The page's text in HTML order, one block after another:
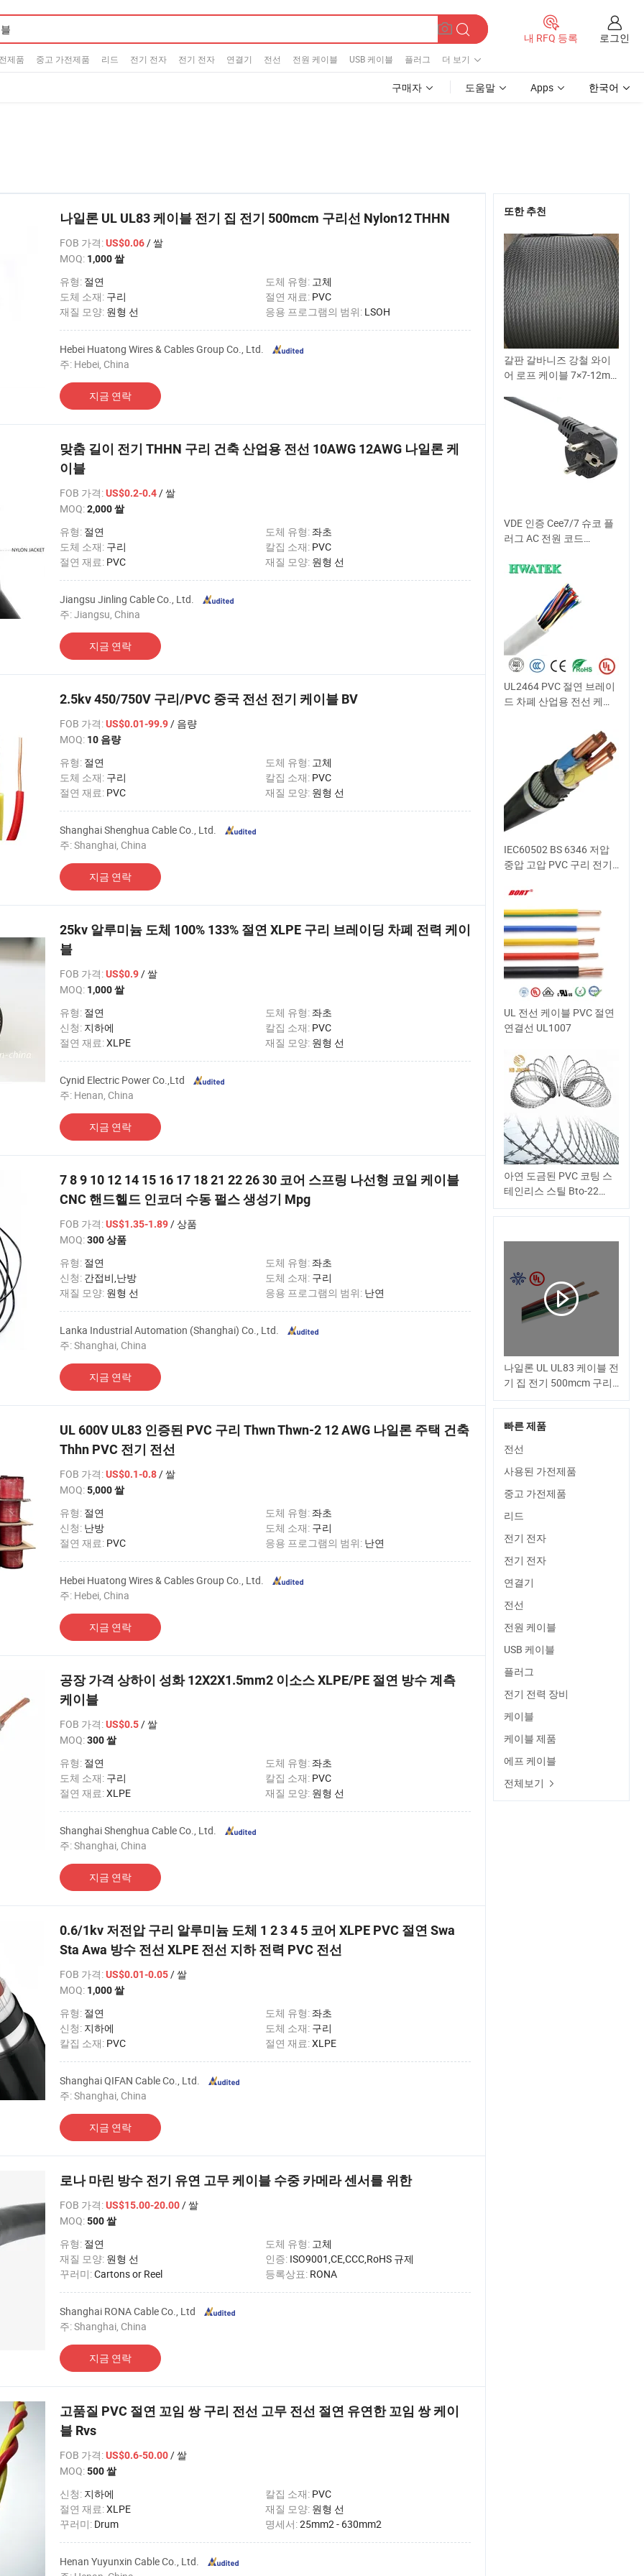
제품 중고 가전제품 리드 전기 전자 전기 전자 연결기 전선 전원 케이블 USB 케이블 플러그 더 보기
내 RFQ 등록 로그인
구매자 도움말 Apps 한국어
나일론 UL UL83 케이블 전기 집 전기 500mcm 구리선 Nylon12 THHN
FOB 가격:US$0.06/ 쌀
MOQ: 1,000 쌀
유형: 절연 도체 유형: 고체
도체 소재: 구리 절연 재료: PVC
재질 모양: 원형 선 응용 프로그램의 범위: LSOH
Hebei Huatong Wires & Cables Group Co., Ltd.
주: Hebei, China
지금 연락
맞춤 길이 전기 THHN 구리 건축 산업용 전선 10AWG 12AWG 나일론 케
이블
FOB 가격:US$0.2-0.4/ 쌀
MOQ:2,000 쌀
유형: 절연 도체 유형:좌초
도체 소재: 구리 칼집 소재: PVC
절연 재료: PVC 재질 모양: 원형 선
Jiangsu Jinling Cable Co., Ltd.
주: Jiangsu, China
지금 연락
2.5kv 450/750V 구리/PVC 중국 전선 전기 케이블 BV
FOB 가격:US$0.01-99.9/ 음량
MOQ: 10 음량
유형: 절연 도체 유형: 고체
도체 소재: 구리 칼집 소재: PVC
절연 재료: PVC 재질 모양: 원형 선
Shanghai Shenghua Cable Co., Ltd.
주: Shanghai, China
지금 연락
25kv 알루미늄 도체 100% 133% 절연 XLPE 구리 브레이딩 차폐 전력 케이
블
FOB 가격:US$0.9/ 쌀
MOQ: 1,000 쌀
유형: 절연 도체 유형:좌초
신청: 지하에 칼집 소재: PVC
절연 재료:XLPE 재질 모양: 원형 선
Cynid Electric Power Co.,Ltd
주: Henan, China
지금 연락
7 8 9 10 12 14 15 16 17 18 21 22 26 30 코어 스프링 나선형 코일 케이블
CNC 핸드헬드 인코더 수동 펄스 생성기 Mpg
FOB 가격:US$1.35-1.89/ 상품
MOQ:300 상품
유형: 절연 도체 유형:좌초
신청: 간접비,난방 도체 소재: 구리
재질 모양: 원형 선 응용 프로그램의 범위: 난연
Lanka Industrial Automation (Shanghai) Co., Ltd.
주: Shanghai, China
지금 연락
UL 600V UL83 인증된 PVC 구리 Thwn Thwn-2 12 AWG 나일론 주택 건축
Thhn PVC 전기 전선
FOB 가격:US$0.1-0.8/ 쌀
MOQ:5,000 쌀
유형: 절연 도체 유형:좌초
신청: 난방 도체 소재: 구리
절연 재료: PVC 응용 프로그램의 범위: 난연
Hebei Huatong Wires & Cables Group Co., Ltd.
주: Hebei, China
지금 연락
공장 가격 상하이 성화 12X2X1.5mm2 이소스 XLPE/PE 절연 방수 계측
케이블
FOB 가격:US$0.5/ 쌀
MOQ:300 쌀
유형: 절연 도체 유형:좌초
도체 소재: 구리 칼집 소재: PVC
절연 재료:XLPE 재질 모양: 원형 선
Shanghai Shenghua Cable Co., Ltd.
주: Shanghai, China
지금 연락
0.6/1kv 저전압 구리 알루미늄 도체 1 2 3 4 5 코어 XLPE PVC 절연 Swa
Sta Awa 방수 전선 XLPE 전선 지하 전력 PVC 전선
FOB 가격:US$0.01-0.05/ 쌀
MOQ: 1,000 쌀
유형: 절연 도체 유형:좌초
신청: 지하에 도체 소재: 구리
칼집 소재: PVC 절연 재료:XLPE
Shanghai QIFAN Cable Co., Ltd.
주: Shanghai, China
지금 연락
로나 마린 방수 전기 유연 고무 케이블 수중 카메라 센서를 위한
FOB 가격:US$15.00-20.00/ 쌀
MOQ:500 쌀
유형: 절연 도체 유형: 고체
재질 모양: 원형 선 인증: ISO9001,CE,CCC,RoHS 규제
꾸러미:Cartons or Reel 등록상표: RONA
Shanghai RONA Cable Co., Ltd
주: Shanghai, China
지금 연락
고품질 PVC 절연 꼬임 쌍 구리 전선 고무 전선 절연 유연한 꼬임 쌍 케이
블 Rvs
FOB 가격:US$0.6-50.00/ 쌀
MOQ:500 쌀
신청: 지하에 칼집 소재: PVC
절연 재료:XLPE 재질 모양: 원형 선
꾸러미: Drum 명세서:25mm2 - 630mm2
Henan Yuyunxin Cable Co., Ltd.
또한 추천
갈판 갈바니즈 강철 와이
어 로프 케이블 7×7-12mm
MPa
VDE 인증 Cee7/7 슈코 플
러그 AC 전원 코드
H05rn-F H07rn-F 케이블
UL2464 PVC 절연 브레이
드 차폐 산업용 전선 케이
IEC60502 BS 6346 저압
중압 고압 PVC 구리 전기
력 전선 전선
UL 전선 케이블 PVC 절연
연결선 UL1007
아연 도금된 PVC 코팅 스
테인리스 스틸 Bto-22
Cbt-60 Cbt-65 콘서티나
면도날 가시 철사
나일론 UL UL83 케이블 전
기 집 전기 500mcm 구리
선 Nylon12 THHN
빠른 제품
전선
사용된 가전제품
중고 가전제품
리드
전기 전자
전기 전자
연결기
전선
전원 케이블
USB 케이블
플러그
전기 전력 장비
케이블
케이블 제품
에프 케이블
전체보기